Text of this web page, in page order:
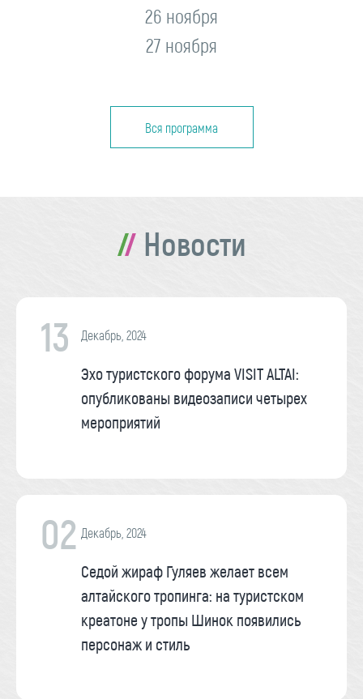
26 ноября
27 ноября
Вся программа
Новости
13 Декабрь, 2024
Эхо туристского форума VISIT ALTAI:
опубликованы видеозаписи четырех
мероприятий
02 Декабрь, 2024
Седой жираф Гуляев желает всем
алтайского тропинга: на туристском
креатоне у тропы Шинок появились
персонаж и стиль